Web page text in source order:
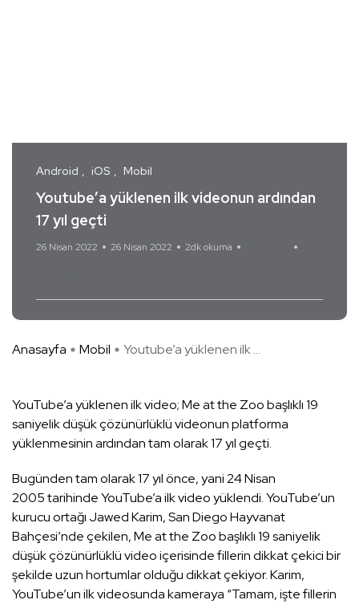
Android iOS Mobil
Youtube’a yüklenen ilk videonun ardından
17 yıl geçti
26 Nisan 2022 26 Nisan 2022 2dk okuma
Anasayfa Mobil Youtube’a yüklenen ilk ...
YouTube’a yüklenen ilk video; Me at the Zoo başlıklı 19
saniyelik düşük çözünürlüklü videonun platforma
yüklenmesinin ardından tam olarak 17 yıl geçti.
Bugünden tam olarak 17 yıl önce, yani 24 Nisan
2005 tarihinde YouTube’a ilk video yüklendi. YouTube’un
kurucu ortağı Jawed Karim, San Diego Hayvanat
Bahçesi’nde çekilen, Me at the Zoo başlıklı 19 saniyelik
düşük çözünürlüklü video içerisinde fillerin dikkat çekici bir
şekilde uzun hortumlar olduğu dikkat çekiyor. Karim,
YouTube’un ilk videosunda kameraya “Tamam, işte fillerin